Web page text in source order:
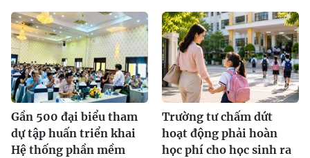
Gần 500 đại biểu tham
dự tập huấn triển khai
Hệ thống phần mềm
Trường tư chấm dứt
hoạt động phải hoàn
học phí cho học sinh ra